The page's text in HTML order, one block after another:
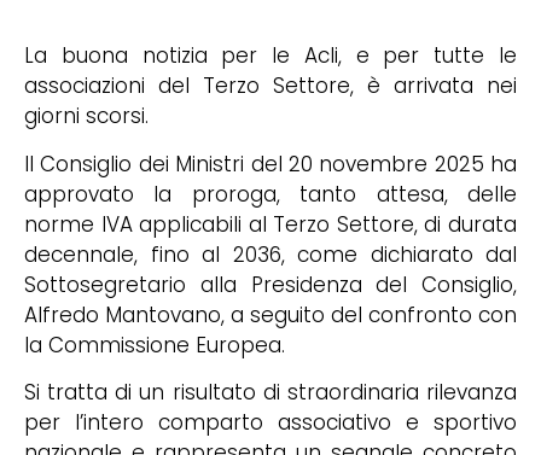
La buona notizia per le Acli, e per tutte le
associazioni del Terzo Settore, è arrivata nei
giorni scorsi.
Il Consiglio dei Ministri del 20 novembre 2025 ha
approvato la proroga, tanto attesa, delle
norme IVA applicabili al Terzo Settore, di durata
decennale, fino al 2036, come dichiarato dal
Sottosegretario alla Presidenza del Consiglio,
Alfredo Mantovano, a seguito del confronto con
la Commissione Europea.
Si tratta di un risultato di straordinaria rilevanza
per l’intero comparto associativo e sportivo